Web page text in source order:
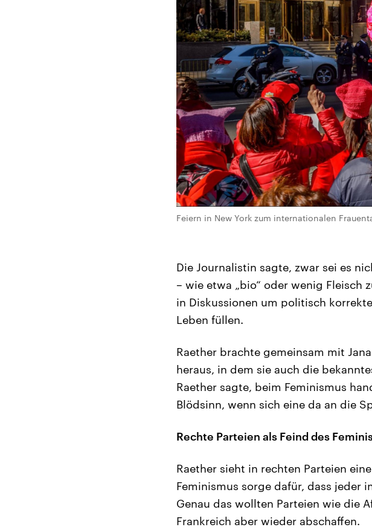
Feiern in New York zum internationalen
Die Journalistin sagte, zwar sei es
– wie etwa „bio“ oder wenig Fleisch
in Diskussionen um politisch
Leben füllen.
Raether brachte gemeinsam mit
heraus, in dem sie auch die
Raether sagte, beim Feminismus
Blödsinn, wenn sich eine da an die
Rechte Parteien als Feind des
Raether sieht in rechten Parteien
Feminismus sorge dafür, dass jeder
Genau das wollten Parteien wie die
Frankreich aber wieder abschaffen.